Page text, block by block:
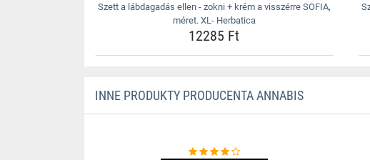
Szett a lábdagadás ellen - zokni + krém a visszérre SOFIA,
méret. XL- Herbatica
12285 Ft
INNE PRODUKTY PRODUCENTA ANNABIS